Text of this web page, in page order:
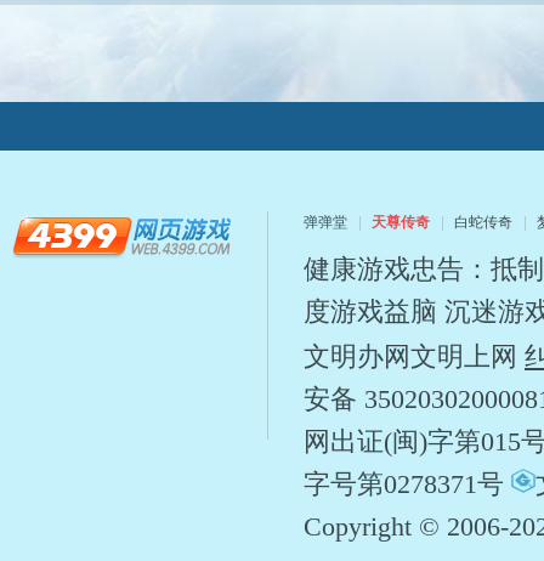
弹弹堂 天尊传奇 白蛇传奇
健康游戏忠告：抵
度游戏益脑 沉迷游
文明办网文明上网
安备
网出证(闽)字第015
字号第0278371号
Copyright © 2006-